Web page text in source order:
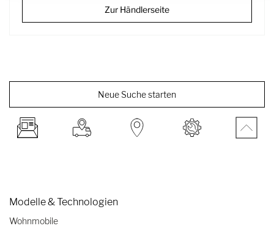
Die auf diesem digitalen Marktplatz veröffentlichten Angaben zu
dieser Angaben.
Für die inhaltliche Richtigkeit und die Qualität der bereitgestellten
Informationen sind allein die inserierenden Handelspartner
verantwortlich. Hymer GmbH & Co. KG stellt lediglich die
Zur Händlerseite
Neue Suche starten
Modelle & Technologien
Wohnmobile